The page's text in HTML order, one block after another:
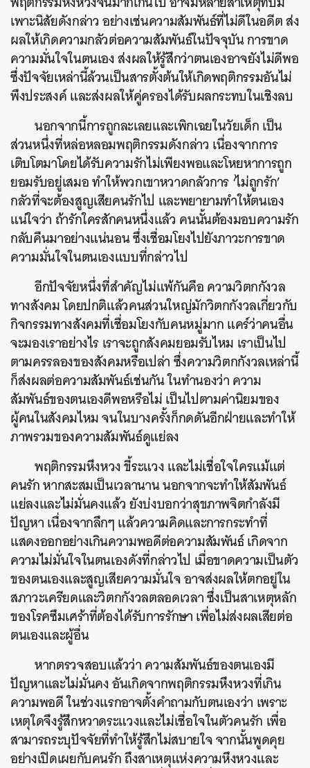
เพาะนิสัยดังกล่าว อย่างเช่นความสัมพันธ์ที่ไม่ดีในอดีต ส่ง
ผลให้เกิดความกลัวต่อความสัมพันธ์ในปัจจุบัน การขาด
ความมั่นใจในตนเอง ส่งผลให้รู้สึกว่าตนเองอาจยังไม่ดีพอ
ซึ่งปัจจัยเหล่านี้ล้วนเป็นสารตั้งต้นให้เกิดพฤติกรรมอันไม่
พึงประสงค์ และส่งผลให้คู่ครองได้รับผลกระทบในเชิงลบ
นอกจากนี้การถูกละเลยและเพิกเฉยในวัยเด็ก เป็น
ส่วนหนึ่งที่หล่อหลอมพฤติกรรมดังกล่าว เนื่องจากการ
เติบโตมาโดยได้รับความรักไม่เพียงพอและโหยหาการถูก
ยอมรับอยู่เสมอ ทำให้พวกเขาหวาดกลัวการ ‘ไม่ถูกรัก’
กลัวที่จะต้องสูญเสียคนรักไป และพยายามทำให้ตนเอง
แน่ใจว่า ถ้ารักใครสักคนหนึ่งแล้ว คนนั้นต้องมอบความรัก
กลับคืนมาอย่างแน่นอน ซึ่งเชื่อมโยงไปยังภาวะการขาด
ความมั่นใจในตนเองแบบที่กล่าวไป
อีกปัจจัยหนึ่งที่สำคัญไม่แพ้กันคือ ความวิตกกังวล
ทางสังคม โดยปกติแล้วคนส่วนใหญ่มักวิตกกังวลเกี่ยวกับ
กิจกรรมทางสังคมที่เชื่อมโยงกับคนหมู่มาก แคร์ว่าคนอื่น
จะมองเราอย่างไร เราจะถูกสังคมยอมรับไหม เราเป็นไป
ตามครรลองของสังคมหรือเปล่า ซึ่งความวิตกกังวลเหล่านี้
ก็ส่งผลต่อความสัมพันธ์เช่นกัน ในทำนองว่า ความ
สัมพันธ์ของตนเองดีพอหรือไม่ เป็นไปตามค่านิยมของ
ผู้คนในสังคมไหม จนในบางครั้งก็กดดันอีกฝ่ายและทำให้
ภาพรวมของความสัมพันธ์ดูแย่ลง
พฤติกรรมหึงหวง ขี้ระแวง และไม่เชื่อใจใครแม้แต่
คนรัก หากสะสมเป็นเวลานาน นอกจากจะทำให้สัมพันธ์
แย่ลงและไม่มั่นคงแล้ว ยังบ่งบอกว่าสุขภาพจิตกำลังมี
ปัญหา เนื่องจากลึกๆ แล้วความคิดและการกระทำที่
แสดงออกอย่างเกินความพอดีต่อความสัมพันธ์ เกิดจาก
ความไม่มั่นใจในตนเองดังที่กล่าวไป เมื่อขาดความเป็นตัว
ของตนเองและสูญเสียความมั่นใจ อาจส่งผลให้ตกอยู่ใน
สภาวะเครียดและวิตกกังวลตลอดเวลา ซึ่งเป็นสาเหตุหลัก
ของโรคซึมเศร้าที่ต้องได้รับการรักษา เพื่อไม่ส่งผลเสียต่อ
ตนเองและผู้อื่น
หากตรวจสอบแล้วว่า ความสัมพันธ์ของตนเองมี
ปัญหาและไม่มั่นคง อันเกิดจากพฤติกรรมหึงหวงที่เกิน
ความพอดี ในช่วงแรกอาจตั้งคำถามกับตนเองว่า เพราะ
เหตุใดจึงรู้สึกหวาดระแวงและไม่เชื่อใจในตัวคนรัก เพื่อ
สามารถระบุปัจจัยที่ทำให้รู้สึกไม่สบายใจ จากนั้นพูดคุย
อย่างเปิดเผยกับคนรัก ถึงสาเหตุแห่งความหึงหวงและ